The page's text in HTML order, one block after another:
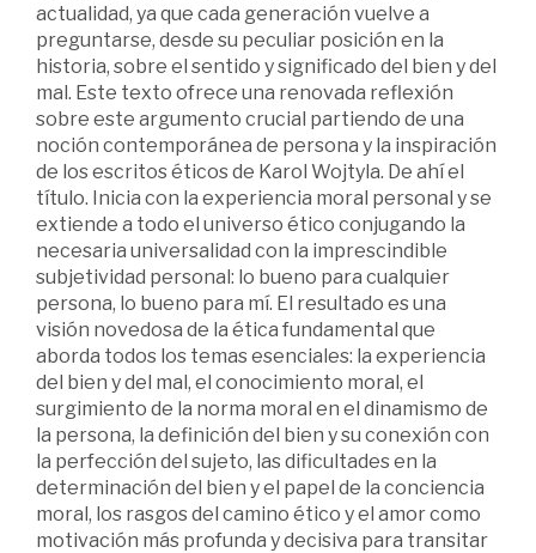
actualidad, ya que cada generación vuelve a
preguntarse, desde su peculiar posición en la
historia, sobre el sentido y significado del bien y del
mal. Este texto ofrece una renovada reflexión
sobre este argumento crucial partiendo de una
noción contemporánea de persona y la inspiración
de los escritos éticos de Karol Wojtyla. De ahí el
título. Inicia con la experiencia moral personal y se
extiende a todo el universo ético conjugando la
necesaria universalidad con la imprescindible
subjetividad personal: lo bueno para cualquier
persona, lo bueno para mí. El resultado es una
visión novedosa de la ética fundamental que
aborda todos los temas esenciales: la experiencia
del bien y del mal, el conocimiento moral, el
surgimiento de la norma moral en el dinamismo de
la persona, la definición del bien y su conexión con
la perfección del sujeto, las dificultades en la
determinación del bien y el papel de la conciencia
moral, los rasgos del camino ético y el amor como
motivación más profunda y decisiva para transitar